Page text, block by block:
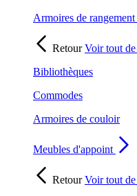
Armoires de rangement
RetourVoir tout de
Bibliothèques
Commodes
Armoires de couloir
Meubles d'appoint
RetourVoir tout de